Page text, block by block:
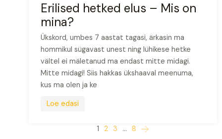
Erilised hetked elus – Mis on
mina?
Ükskord, umbes 7 aastat tagasi, ärkasin ma
hommikul sügavast unest ning lühikese hetke
vältel ei mäletanud ma endast mitte midagi.
Mitte midagi! Siis hakkas ükshaaval meenuma,
kus ma olen ja ke
Loe edasi
1 2 3 … 8